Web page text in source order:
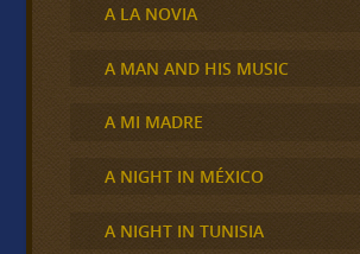
A LA NOVIA
A MAN AND HIS MUSIC
A MI MADRE
A NIGHT IN MÉXICO
A NIGHT IN TUNISIA